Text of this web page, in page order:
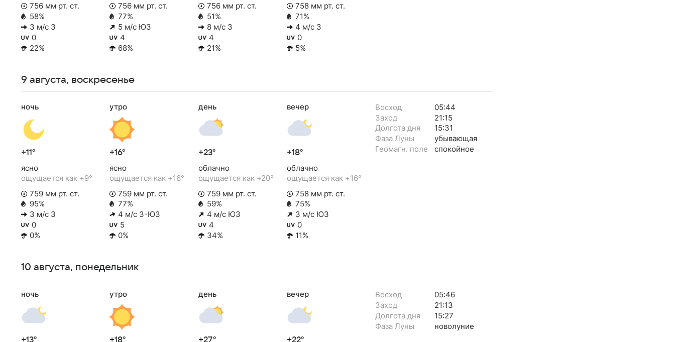
756 мм рт. ст.
58%
3 м/с З
0
22%
756 мм рт. ст.
77%
5 м/с ЮЗ
4
68%
756 мм рт. ст.
51%
8 м/с З
4
21%
758 мм рт. ст.
71%
4 м/с З
0
5%
9 августа, воскресенье
ночь
+11°
ясно
ощущается как +9°
759 мм рт. ст.
95%
3 м/с З
0
0%
утро
+16°
ясно
ощущается как +16°
759 мм рт. ст.
77%
4 м/с З-ЮЗ
5
0%
день
+23°
облачно
ощущается как +20°
759 мм рт. ст.
59%
4 м/с ЮЗ
4
34%
вечер
+18°
облачно
ощущается как +16°
758 мм рт. ст.
75%
3 м/с ЮЗ
0
11%
Восход
05:44
Заход
21:15
Долгота дня
15:31
Фаза Луны
убывающая
Геомагн. поле
спокойное
10 августа, понедельник
ночь
+13°
утро
+18°
день
+27°
вечер
+22°
Восход
05:46
Заход
21:13
Долгота дня
15:27
Фаза Луны
новолуние